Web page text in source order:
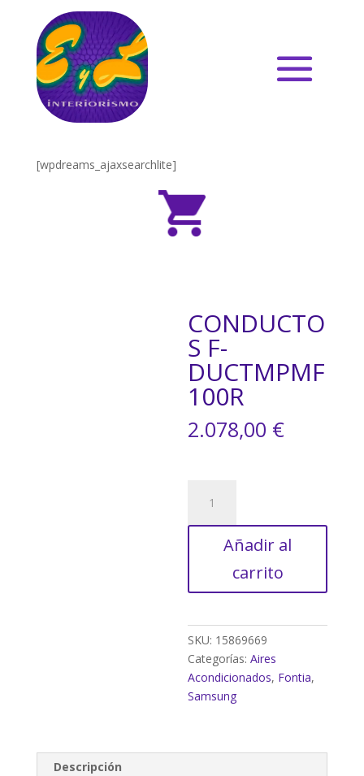
[wpdreams_ajaxsearchlite]
CONDUCTO
S F-
DUCTMPMF
100R
2.078,00 €
DUCTMPMF100R
cantidadAñadir al
carrito
SKU: 15869669
Categorías:Aires
Acondicionados, Fontia,
Samsung
Descripción